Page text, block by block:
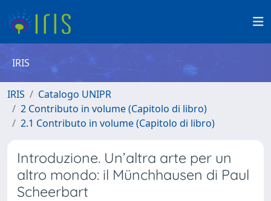
IRIS
IRIS
Catalogo UNIPR
2 Contributo in volume (Capitolo di libro)
2.1 Contributo in volume (Capitolo di libro)
Introduzione. Un’altra arte per un
altro mondo: il Münchhausen di Paul
Scheerbart